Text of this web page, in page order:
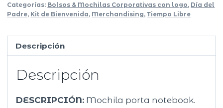
Categorías: Bolsos & Mochilas Corporativas con logo, Día del
Padre, Kit de Bienvenida, Merchandising,Tiempo Libre
Descripción
Descripción
DESCRIPCIÓN: Mochila porta notebook.